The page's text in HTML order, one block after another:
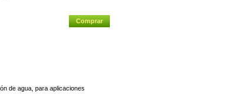
de agua, para aplicaciones